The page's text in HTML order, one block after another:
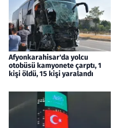
Afyonkarahisar'da yolcu
otobüsü kamyonete çarptı, 1
kişi öldü, 15 kişi yaralandı